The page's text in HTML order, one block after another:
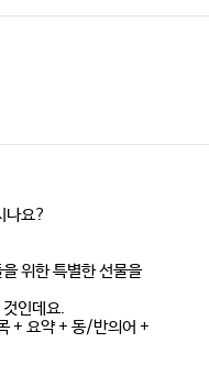
나요?
위한 특별한 선물을
인데요.
+ 요약 + 동/반의어 +